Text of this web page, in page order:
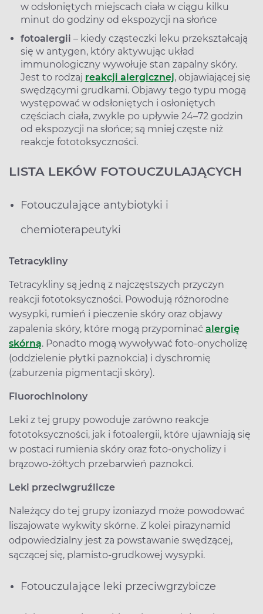
w odsłoniętych miejscach ciała w ciągu kilku
minut do godziny od ekspozycji na słońce
fotoalergii – kiedy cząsteczki leku przekształcają
się w antygen, który aktywując układ
immunologiczny wywołuje stan zapalny skóry.
Jest to rodzaj reakcji alergicznej, objawiającej się
swędzącymi grudkami. Objawy tego typu mogą
występować w odsłoniętych i osłoniętych
częściach ciała, zwykle po upływie 24–72 godzin
od ekspozycji na słońce; są mniej częste niż
reakcje fototoksyczności.
LISTA LEKÓW FOTOUCZULAJĄCYCH
Fotouczulające antybiotyki i
chemioterapeutyki
Tetracykliny
Tetracykliny są jedną z najczęstszych przyczyn
reakcji fototoksyczności. Powodują różnorodne
wysypki, rumień i pieczenie skóry oraz objawy
zapalenia skóry, które mogą przypominać alergię
skórną. Ponadto mogą wywoływać foto-onycholizę
(oddzielenie płytki paznokcia) i dyschromię
(zaburzenia pigmentacji skóry).
Fluorochinolony
Leki z tej grupy powoduje zarówno reakcje
fototoksyczności, jak i fotoalergii, które ujawniają się
w postaci rumienia skóry oraz foto-onycholizy i
brązowo-żółtych przebarwień paznokci.
Leki przeciwgruźlicze
Należący do tej grupy izoniazyd może powodować
liszajowate wykwity skórne. Z kolei pirazynamid
odpowiedzialny jest za powstawanie swędzącej,
sączącej się, plamisto-grudkowej wysypki.
Fotouczulające leki przeciwgrzybicze